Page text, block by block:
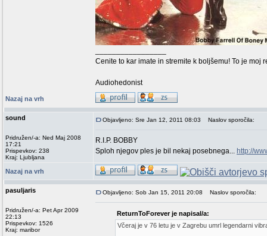
Cenite to kar imate in stremite k boljšemu! To je moj
Audiohedonist
Nazaj na vrh
sound
Pridružen/-a: Ned Maj 2008
17:21
Prispevkov: 238
Kraj: Ljubljana
Objavljeno: Sre Jan 12, 2011 08:03 Naslov sporočila:
R.I.P. BOBBY
Sploh njegov ples je bil nekaj posebnega... http://
Nazaj na vrh
pasuljaris
Pridružen/-a: Pet Apr 2009
22:13
Prispevkov: 1526
Kraj: maribor
Objavljeno: Sob Jan 15, 2011 20:08 Naslov sporočila:
ReturnToForever je napisal/a:
Včeraj je v 76 letu je v Zagrebu umrl legendarni